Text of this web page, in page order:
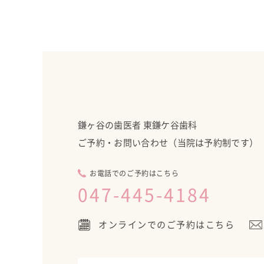
鎌ヶ谷の歯医者 東鎌ケ谷歯科
ご予約・お問い合わせ （当院は予約制です）
お電話でのご予約はこちら
047-445-4184
オンラインでのご予約はこちら